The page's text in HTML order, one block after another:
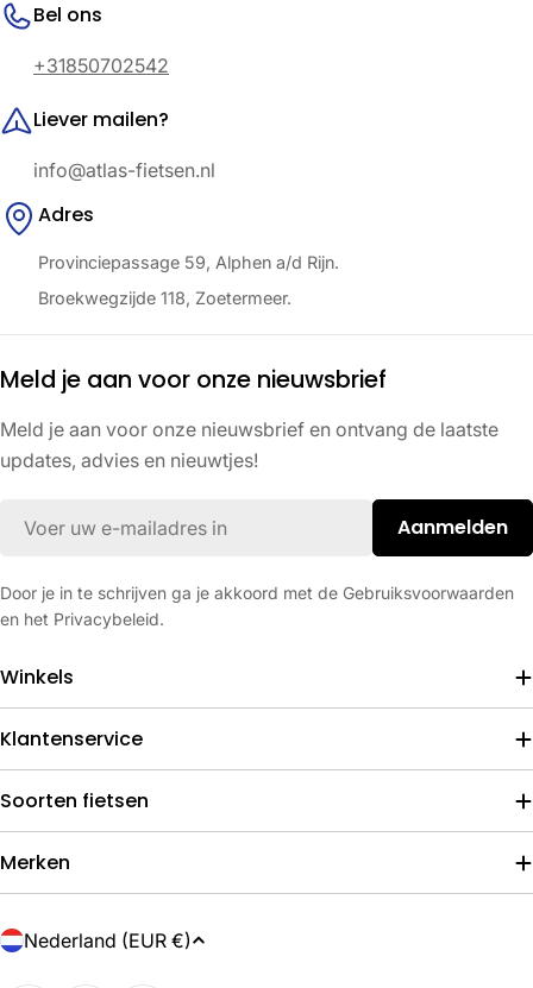
Bel ons
+31850702542
Liever mailen?
info@atlas-fietsen.nl
Adres
Provinciepassage 59, Alphen a/d Rijn.
Broekwegzijde 118, Zoetermeer.
Meld je aan voor onze nieuwsbrief
Meld je aan voor onze nieuwsbrief en ontvang de laatste
updates, advies en nieuwtjes!
Aanmelden
Door je in te schrijven ga je akkoord met de Gebruiksvoorwaarden
en het Privacybeleid.
Winkels
Klantenservice
Soorten fietsen
Merken
L
Nederland (EUR €)